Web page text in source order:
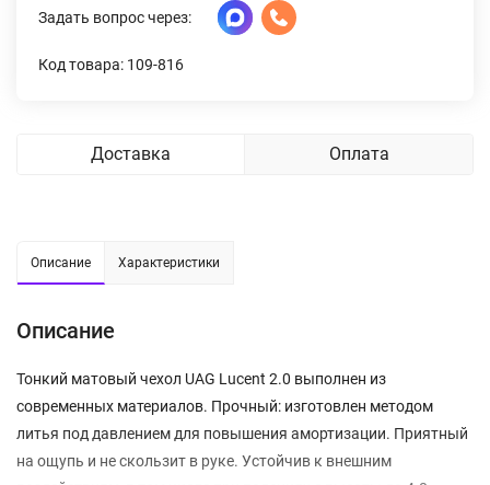
Задать вопрос через:
Код товара: 109-816
Доставка Оплата
Описание Характеристики
Описание
Тонкий матовый чехол UAG Lucent 2.0 выполнен из
современных материалов. Прочный: изготовлен методом
литья под давлением для повышения амортизации. Приятный
на ощупь и не скользит в руке. Устойчив к внешним